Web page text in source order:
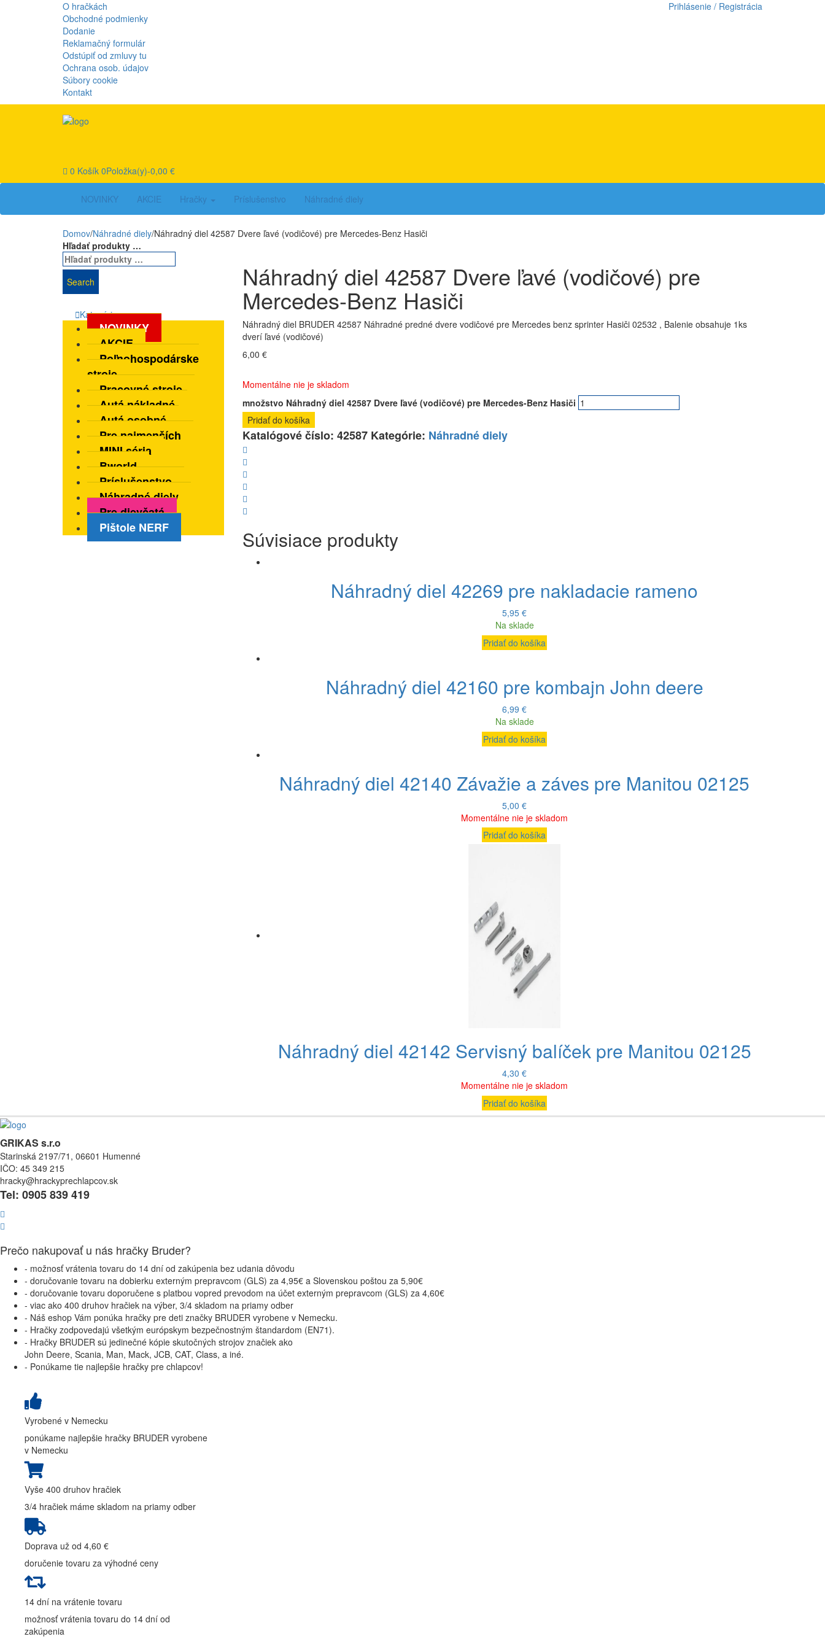
O hračkách
Obchodné podmienky
Dodanie
Reklamačný formulár
Odstúpiť od zmluvy tu
Ochrana osob. údajov
Súbory cookie
Kontakt
Prihlásenie / Registrácia
0 Košík 0Položka(y)-0,00 €
NOVINKY AKCIE Hračky Príslušenstvo Náhradné diely
Domov/Náhradné diely/Náhradný diel 42587 Dvere ľavé (vodičové) pre Mercedes-Benz Hasiči
Náhradný diel 42587 Dvere ľavé (vodičové) pre
Mercedes-Benz Hasiči
Náhradný diel BRUDER 42587 Náhradné predné dvere vodičové pre Mercedes benz sprinter Hasiči 02532 , Balenie obsahuje 1ks
dverí ľavé (vodičové)
6,00 €
Momentálne nie je skladom
množstvo Náhradný diel 42587 Dvere ľavé (vodičové) pre Mercedes-Benz Hasiči
Pridať do košíka
Katalógové číslo: 42587 Kategórie: Náhradné diely
Súvisiace produkty
Náhradný diel 42269 pre nakladacie rameno
5,95€
Na sklade
Pridať do košíka
Náhradný diel 42160 pre kombajn John deere
6,99€
Na sklade
Pridať do košíka
Náhradný diel 42140 Závažie a záves pre Manitou 02125
5,00€
Momentálne nie je skladom
Pridať do košíka
Náhradný diel 42142 Servisný balíček pre Manitou 02125
4,30€
Momentálne nie je skladom
Pridať do košíka
Hľadať produkty …
Search
Kategórie
NOVINKY
AKCIE
Poľnohospodárske
stroje
Pracovné stroje
Autá nákladné
Autá osobné
Pre najmenších
MINI séria
Bworld
Príslušenstvo
Náhradné diely
Pre dievčatá
Pištole NERF
GRIKAS s.r.o
Starinská 2197/71, 06601 Humenné
IČO: 45 349 215
hracky@hrackyprechlapcov.sk
Tel: 0905 839 419
Prečo nakupovať u nás hračky Bruder?
- možnosť vrátenia tovaru do 14 dní od zakúpenia bez udania dôvodu
- doručovanie tovaru na dobierku externým prepravcom (GLS) za 4,95€ a Slovenskou poštou za 5,90€
- doručovanie tovaru doporučene s platbou vopred prevodom na účet externým prepravcom (GLS) za 4,60€
- viac ako 400 druhov hračiek na výber, 3/4 skladom na priamy odber
- Náš eshop Vám ponúka hračky pre deti značky BRUDER vyrobene v Nemecku.
- Hračky zodpovedajú všetkým európskym bezpečnostným štandardom (EN71).
- Hračky BRUDER sú jedinečné kópie skutočných strojov značiek ako
John Deere, Scania, Man, Mack, JCB, CAT, Class, a iné.
- Ponúkame tie najlepšie hračky pre chlapcov!
Vyrobené v Nemecku
ponúkame najlepšie hračky BRUDER vyrobene
v Nemecku
Vyše 400 druhov hračiek
3/4 hračiek máme skladom na priamy odber
Doprava už od 4,60 €
doručenie tovaru za výhodné ceny
14 dní na vrátenie tovaru
možnosť vrátenia tovaru do 14 dní od
zakúpenia